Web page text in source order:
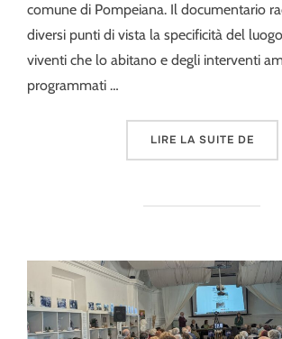
comune di Pompeiana. Il documentario
diversi punti di vista la specificità del
viventi che lo abitano e degli interventi
programmati …
LIRE LA SUITE DE«